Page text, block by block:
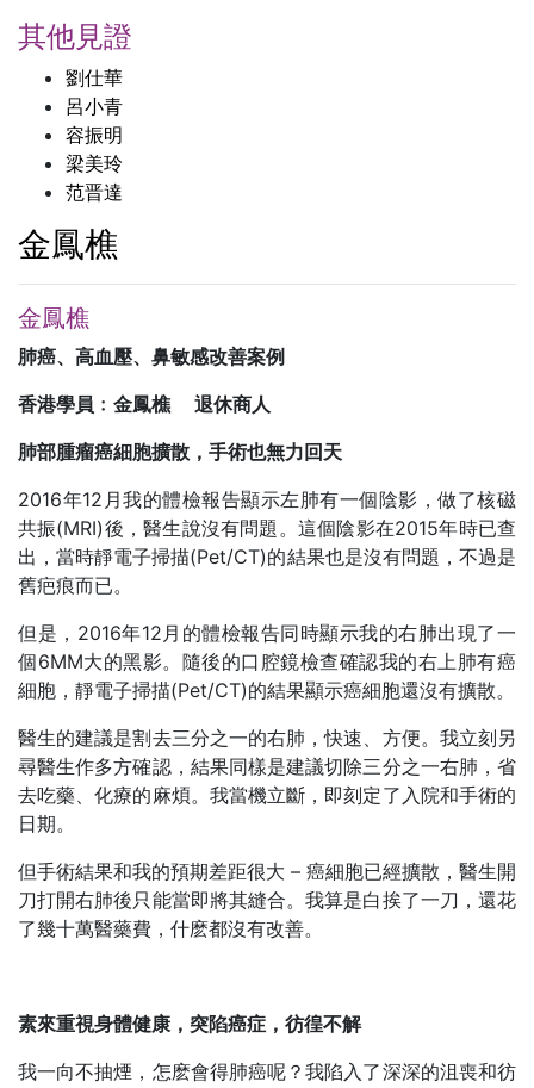
其他見證
劉仕華
呂小青
容振明
梁美玲
范晋達
金鳳樵
金鳳樵
肺癌、高血壓、鼻敏感改善案例
香港學員﹕金鳳樵 退休商人
肺部腫瘤癌細胞擴散，手術也無力回天
2016年12月我的體檢報告顯示左肺有一個陰影，做了核磁
共振(MRI)後，醫生說沒有問題。這個陰影在2015年時已查
出，當時靜電子掃描(Pet/CT)的結果也是沒有問題，不過是
舊疤痕而已。
但是，2016年12月的體檢報告同時顯示我的右肺出現了一
個6MM大的黑影。隨後的口腔鏡檢查確認我的右上肺有癌
細胞，靜電子掃描(Pet/CT)的結果顯示癌細胞還沒有擴散。
醫生的建議是割去三分之一的右肺，快速、方便。我立刻另
尋醫生作多方確認，結果同樣是建議切除三分之一右肺，省
去吃藥、化療的麻煩。我當機立斷，即刻定了入院和手術的
日期。
但手術結果和我的預期差距很大 – 癌細胞已經擴散，醫生開
刀打開右肺後只能當即將其縫合。我算是白挨了一刀，還花
了幾十萬醫藥費，什麽都沒有改善。
素來重視身體健康，突陷癌症，彷徨不解
我一向不抽煙，怎麽會得肺癌呢？我陷入了深深的沮喪和彷